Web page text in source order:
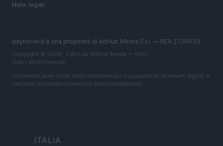
Note legali
daytravel.it è una proprietà di AdHub Media S.r.l. — REA 2729933
Copyright © 2026 · Edito da AdHub Media — Italia
Tutti i diritti riservati
I contenuti sono curati dalla redazione con il supporto di strumenti digitali e
realizzati in collaborazione con autori indipendenti.
ITALIA